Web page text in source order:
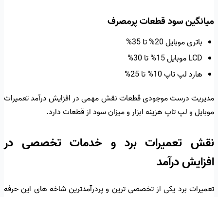
میانگین سود قطعات پرمصرف
باتری موبایل 20% تا 35%
LCD موبایل 15% تا 30%
هارد لپ تاپ 10% تا 25%
مدیریت درست موجودی قطعات نقش مهمی در افزایش درآمد تعمیرات
موبایل و لپ تاپ هزینه ابزار و میزان سود از قطعات دارد.
نقش تعمیرات برد و خدمات تخصصی در
افزایش درآمد
تعمیرات برد یکی از تخصصی ترین و پردرآمدترین شاخه های این حرفه